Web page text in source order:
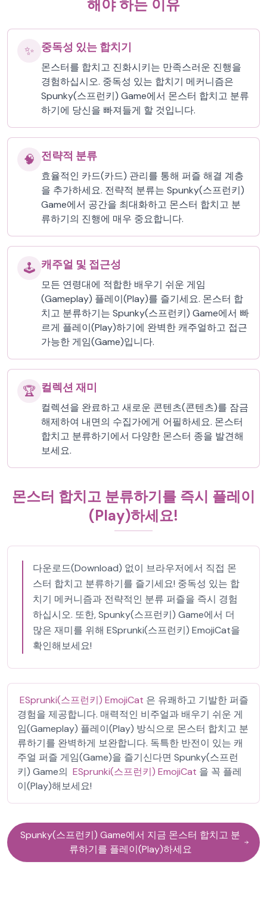
해야 하는 이유
✨ 중독성 있는 합치기
몬스터를 합치고 진화시키는 만족스러운 진행을
경험하십시오. 중독성 있는 합치기 메커니즘은
Spunky(스프런키) Game에서 몬스터 합치고 분류
하기에 당신을 빠져들게 할 것입니다.
🧠 전략적 분류
효율적인 카드(카드) 관리를 통해 퍼즐 해결 계층
을 추가하세요. 전략적 분류는 Spunky(스프런키)
Game에서 공간을 최대화하고 몬스터 합치고 분
류하기의 진행에 매우 중요합니다.
🕹️ 캐주얼 및 접근성
모든 연령대에 적합한 배우기 쉬운 게임
(Gameplay) 플레이(Play)를 즐기세요. 몬스터 합
치고 분류하기는 Spunky(스프런키) Game에서 빠
르게 플레이(Play)하기에 완벽한 캐주얼하고 접근
가능한 게임(Game)입니다.
🏆 컬렉션 재미
컬렉션을 완료하고 새로운 콘텐츠(콘텐츠)를 잠금
해제하여 내면의 수집가에게 어필하세요. 몬스터
합치고 분류하기에서 다양한 몬스터 종을 발견해
보세요.
몬스터 합치고 분류하기를 즉시 플레이
(Play)하세요!
다운로드(Download) 없이 브라우저에서 직접 몬
스터 합치고 분류하기를 즐기세요! 중독성 있는 합
치기 메커니즘과 전략적인 분류 퍼즐을 즉시 경험
하십시오. 또한, Spunky(스프런키) Game에서 더
많은 재미를 위해 ESprunki(스프런키) EmojiCat을
확인해보세요!
ESprunki(스프런키) EmojiCat 은 유쾌하고 기발한 퍼즐
경험을 제공합니다. 매력적인 비주얼과 배우기 쉬운 게
임(Gameplay) 플레이(Play) 방식으로 몬스터 합치고 분
류하기를 완벽하게 보완합니다. 독특한 반전이 있는 캐
주얼 퍼즐 게임(Game)을 즐기신다면 Spunky(스프런
키) Game의 ESprunki(스프런키) EmojiCat 을 꼭 플레
이(Play)해보세요!
Spunky(스프런키) Game에서 지금 몬스터 합치고 분
류하기를 플레이(Play)하세요